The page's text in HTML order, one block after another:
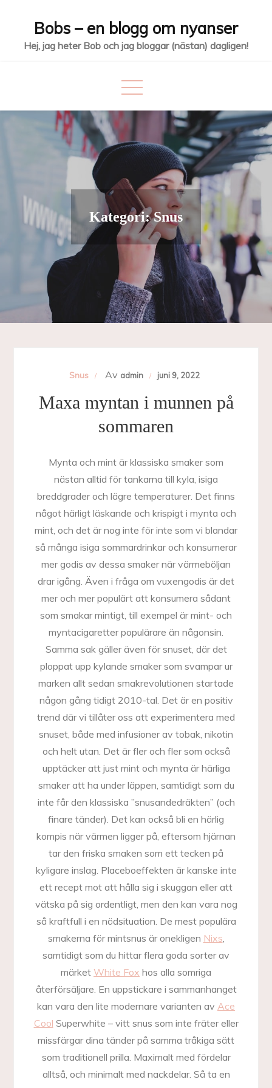
innehåll
Bobs – en blogg om nyanser
Hej, jag heter Bob och jag bloggar (nästan) dagligen!
Kategori:Snus
Snus Av admin juni 9, 2022
Maxa myntan i munnen på
sommaren
Mynta och mint är klassiska smaker som
nästan alltid för tankarna till kyla, isiga
breddgrader och lägre temperaturer. Det finns
något härligt läskande och krispigt i mynta och
mint, och det är nog inte för inte som vi blandar
så många isiga sommardrinkar och konsumerar
mer godis av dessa smaker när värmeböljan
drar igång. Även i fråga om vuxengodis är det
mer och mer populärt att konsumera sådant
som smakar mintigt, till exempel är mint- och
myntacigaretter populärare än någonsin.
Samma sak gäller även för snuset, där det
ploppat upp kylande smaker som svampar ur
marken allt sedan smakrevolutionen startade
någon gång tidigt 2010-tal. Det är en positiv
trend där vi tillåter oss att experimentera med
snuset, både med infusioner av tobak, nikotin
och helt utan. Det är fler och fler som också
upptäcker att just mint och mynta är härliga
smaker att ha under läppen, samtidigt som du
inte får den klassiska ”snusandedräkten” (och
finare tänder). Det kan också bli en härlig
kompis när värmen ligger på, eftersom hjärnan
tar den friska smaken som ett tecken på
kyligare inslag. Placeboeffekten är kanske inte
ett recept mot att hålla sig i skuggan eller att
vätska på sig ordentligt, men den kan vara nog
så kraftfull i en nödsituation. De mest populära
smakerna för mintsnus är onekligen Nixs,
samtidigt som du hittar flera goda sorter av
märket White Fox hos alla somriga
återförsäljare. En uppstickare i sammanhanget
kan vara den lite modernare varianten av Ace
Cool Superwhite – vitt snus som inte fräter eller
missfärgar dina tänder på samma tråkiga sätt
som traditionell prilla. Maximalt med fördelar
alltså, och minimalt med nackdelar. Så ta en